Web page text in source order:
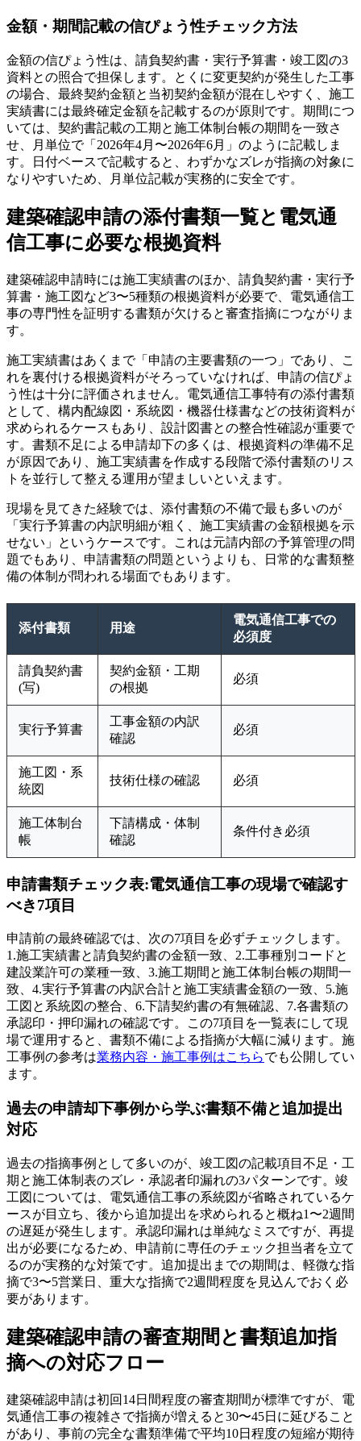
金額・期間記載の信ぴょう性チェック方法
金額の信ぴょう性は、請負契約書・実行予算書・竣工図の3
資料との照合で担保します。とくに変更契約が発生した工事
の場合、最終契約金額と当初契約金額が混在しやすく、施工
実績書には最終確定金額を記載するのが原則です。期間につ
いては、契約書記載の工期と施工体制台帳の期間を一致さ
せ、月単位で「2026年4月〜2026年6月」のように記載しま
す。日付ベースで記載すると、わずかなズレが指摘の対象に
なりやすいため、月単位記載が実務的に安全です。
建築確認申請の添付書類一覧と電気通
信工事に必要な根拠資料
建築確認申請時には施工実績書のほか、請負契約書・実行予
算書・施工図など3〜5種類の根拠資料が必要で、電気通信工
事の専門性を証明する書類が欠けると審査指摘につながりま
す。
施工実績書はあくまで「申請の主要書類の一つ」であり、こ
れを裏付ける根拠資料がそろっていなければ、申請の信ぴょ
う性は十分に評価されません。電気通信工事特有の添付書類
として、構内配線図・系統図・機器仕様書などの技術資料が
求められるケースもあり、設計図書との整合性確認が重要で
す。書類不足による申請却下の多くは、根拠資料の準備不足
が原因であり、施工実績書を作成する段階で添付書類のリス
トを並行して整える運用が望ましいといえます。
現場を見てきた経験では、添付書類の不備で最も多いのが
「実行予算書の内訳明細が粗く、施工実績書の金額根拠を示
せない」というケースです。これは元請内部の予算管理の問
題でもあり、申請書類の問題というよりも、日常的な書類整
備の体制が問われる場面でもあります。
添付書類 用途
電気通信工事での
必須度
請負契約書
(写)
契約金額・工期
の根拠
必須
実行予算書
工事金額の内訳
確認
必須
施工図・系
統図
技術仕様の確認 必須
施工体制台
帳
下請構成・体制
確認
条件付き必須
申請書類チェック表:電気通信工事の現場で確認す
べき7項目
申請前の最終確認では、次の7項目を必ずチェックします。
1.施工実績書と請負契約書の金額一致、2.工事種別コードと
建設業許可の業種一致、3.施工期間と施工体制台帳の期間一
致、4.実行予算書の内訳合計と施工実績書金額の一致、5.施
工図と系統図の整合、6.下請契約書の有無確認、7.各書類の
承認印・押印漏れの確認です。この7項目を一覧表にして現
場で運用すると、書類不備による指摘が大幅に減ります。施
工事例の参考は業務内容・施工事例はこちらでも公開してい
ます。
過去の申請却下事例から学ぶ書類不備と追加提出
対応
過去の指摘事例として多いのが、竣工図の記載項目不足・工
期と施工体制表のズレ・承認者印漏れの3パターンです。竣
工図については、電気通信工事の系統図が省略されているケ
ースが目立ち、後から追加提出を求められると概ね1〜2週間
の遅延が発生します。承認印漏れは単純なミスですが、再提
出が必要になるため、申請前に専任のチェック担当者を立て
るのが実務的な対策です。追加提出までの期間は、軽微な指
摘で3〜5営業日、重大な指摘で2週間程度を見込んでおく必
要があります。
建築確認申請の審査期間と書類追加指
摘への対応フロー
建築確認申請は初回14日間程度の審査期間が標準ですが、電
気通信工事の複雑さで指摘が増えると30〜45日に延びること
があり、事前の完全な書類準備で平均10日程度の短縮が期待